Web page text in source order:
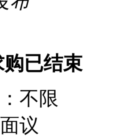
购已结束
不限
面议